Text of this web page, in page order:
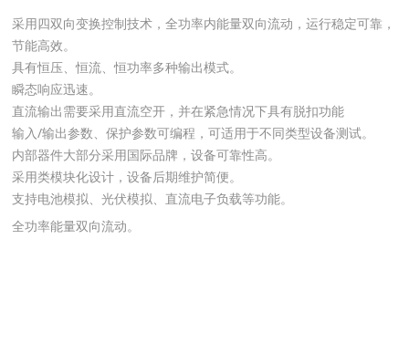
采用四双向变换控制技术，全功率内能量双向流动，运行稳定可靠，
节能高效。
具有恒压、恒流、恒功率多种输出模式。
瞬态响应迅速。
直流输出需要采用直流空开，并在紧急情况下具有脱扣功能
输入/输出参数、保护参数可编程，可适用于不同类型设备测试。
内部器件大部分采用国际品牌，设备可靠性高。
采用类模块化设计，设备后期维护简便。
支持电池模拟、光伏模拟、直流电子负载等功能。
全功率能量双向流动。